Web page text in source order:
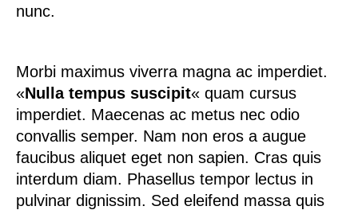
nunc.
Morbi maximus viverra magna ac imperdiet.
«Nulla tempus suscipit« quam cursus
imperdiet. Maecenas ac metus nec odio
convallis semper. Nam non eros a augue
faucibus aliquet eget non sapien. Cras quis
interdum diam. Phasellus tempor lectus in
pulvinar dignissim. Sed eleifend massa quis